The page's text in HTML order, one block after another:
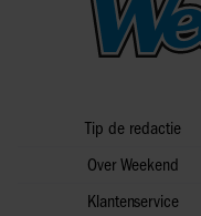
Tip de redactie
Over Weekend
Klantenservice